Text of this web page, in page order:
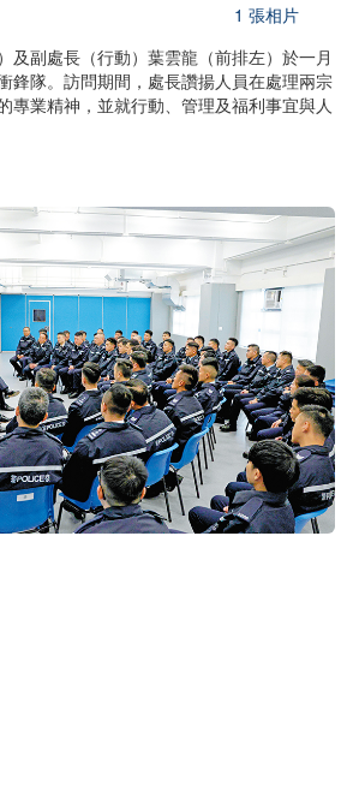
1 張相片
及副處長（行動）葉雲龍（前排左）於一月
鋒隊。訪問期間，處長讚揚人員在處理兩宗
專業精神，並就行動、管理及福利事宜與人